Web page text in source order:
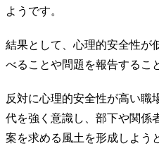
ようです。
結果として、心理的安全性が
べることや問題を報告するこ
反対に心理的安全性が高い職
代を強く意識し、部下や関係
案を求める風土を形成しよう